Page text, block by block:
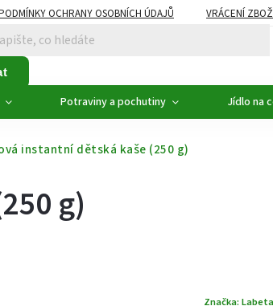
OCHRANY OSOBNÍCH ÚDAJŮ VRÁCENÍ
NOVINKY AKCE, SLEVY
Potraviny a pochutiny Jídlo na
instantní dětská kaše (250 g)
g)
Značka: Labeta